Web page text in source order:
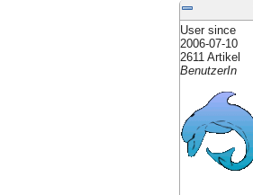
User since
2006-07-10
2611 Artikel
BenutzerIn